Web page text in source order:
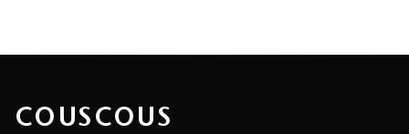
COUSCOUS